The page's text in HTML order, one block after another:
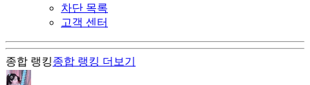
차단 목록
고객 센터
종합 랭킹종합 랭킹 더보기